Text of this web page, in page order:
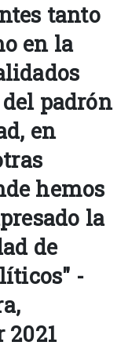
tanto
en la
padrón
en
hemos
la
de
-
2021